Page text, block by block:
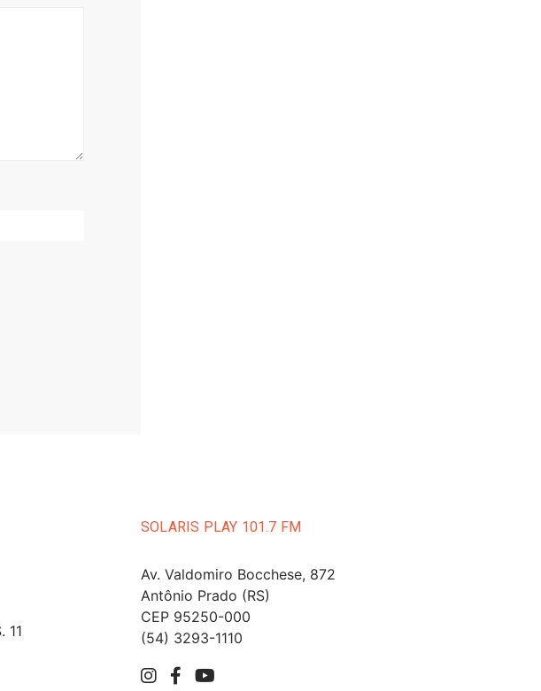
11
SOLARIS PLAY 101.7 FM
Av. Valdomiro Bocchese, 872
Antônio Prado (RS)
CEP 95250-000
(54) 3293-1110